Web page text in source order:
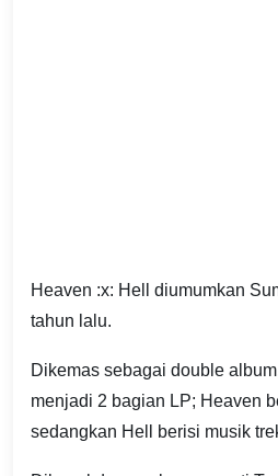
Heaven :x: Hell diumumkan
tahun lalu.
Dikemas sebagai double
menjadi 2 bagian LP; Heaven
sedangkan Hell berisi musik